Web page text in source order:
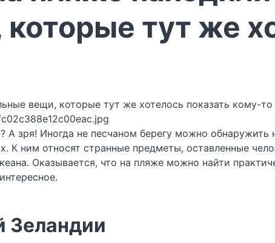
тут же
зря! Иногда не песчаном берегу можно обнаружить
К ним относят странные предметы, оставленные
Оказывается, что на пляже можно найти
Зеландии